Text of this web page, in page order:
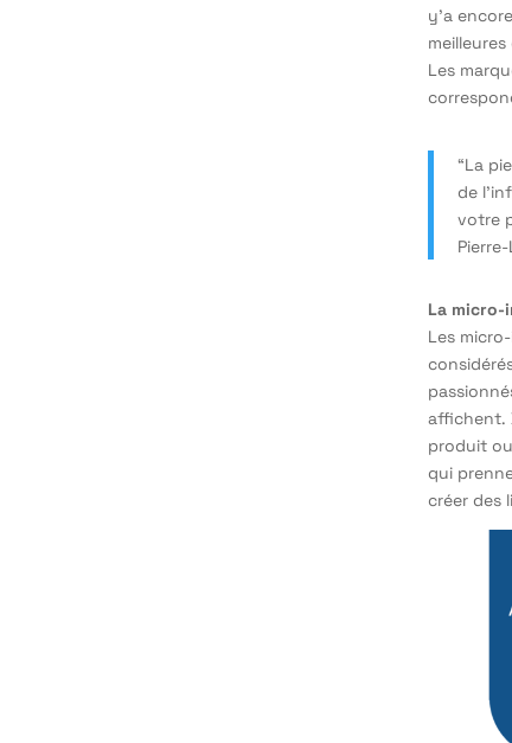
y’a
Les
“La
de
votre
La micro-
Les
affichent.
produit
qui
créer des